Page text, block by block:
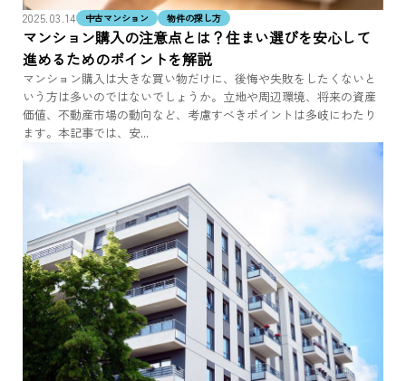
2025.03.14 中古マンション 物件の探し方
マンション購入の注意点とは？住まい選びを安心して
進めるためのポイントを解説
マンション購入は大きな買い物だけに、後悔や失敗をしたくないと
いう方は多いのではないでしょうか。立地や周辺環境、将来の資産
価値、不動産市場の動向など、考慮すべきポイントは多岐にわたり
ます。本記事では、安...